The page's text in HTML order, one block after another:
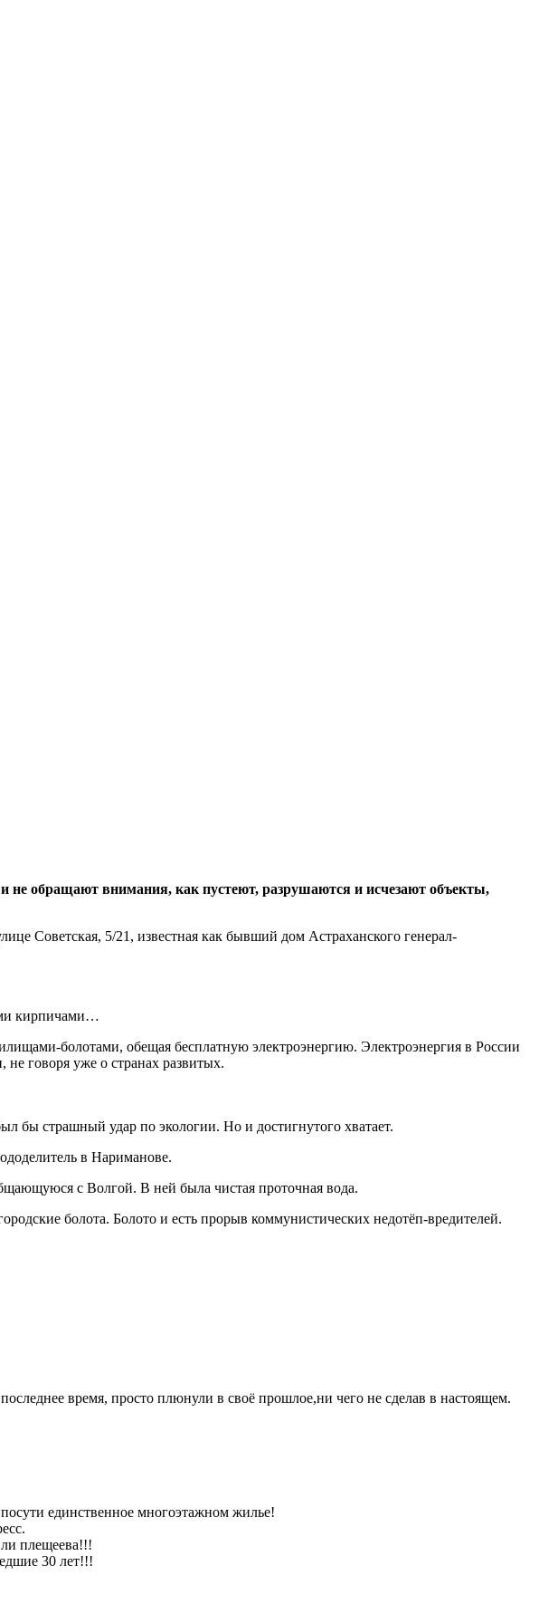
не обращают внимания, как пустеют, разрушаются и исчезают объекты,
Советская, 5/21, известная как бывший дом Астраханского генерал-
кирпичами…
болотами, обещая бесплатную электроэнергию. Электроэнергия в России
говоря уже о странах развитых.
бы страшный удар по экологии. Но и достигнутого хватает.
в Нариманове.
с Волгой. В ней была чистая проточная вода.
болота. Болото и есть прорыв коммунистических недотёп-вредителей.
время, просто плюнули в своё прошлое,ни чего не сделав в настоящем.
единственное многоэтажном жилье!
плещеева!!!
30 лет!!!